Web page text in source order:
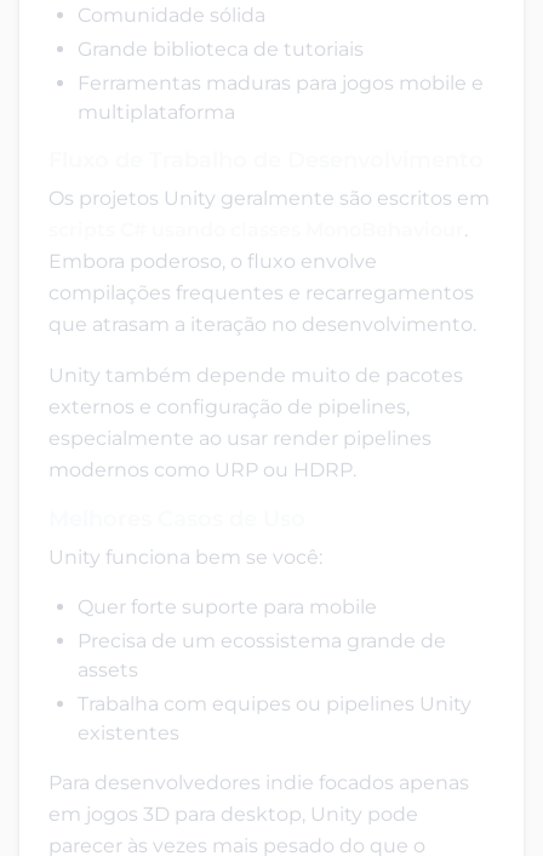
Comunidade sólida
Grande biblioteca de tutoriais
Ferramentas maduras para jogos mobile e
multiplataforma
Os projetos Unity geralmente são escritos em
.
Embora poderoso, o fluxo envolve
compilações frequentes e recarregamentos
que atrasam a iteração no desenvolvimento.
Unity também depende muito de pacotes
externos e configuração de pipelines,
especialmente ao usar render pipelines
modernos como URP ou HDRP.
Unity funciona bem se você:
Quer forte suporte para mobile
Precisa de um ecossistema grande de
assets
Trabalha com equipes ou pipelines Unity
existentes
Para desenvolvedores indie focados apenas
em jogos 3D para desktop, Unity pode
parecer às vezes mais pesado do que o